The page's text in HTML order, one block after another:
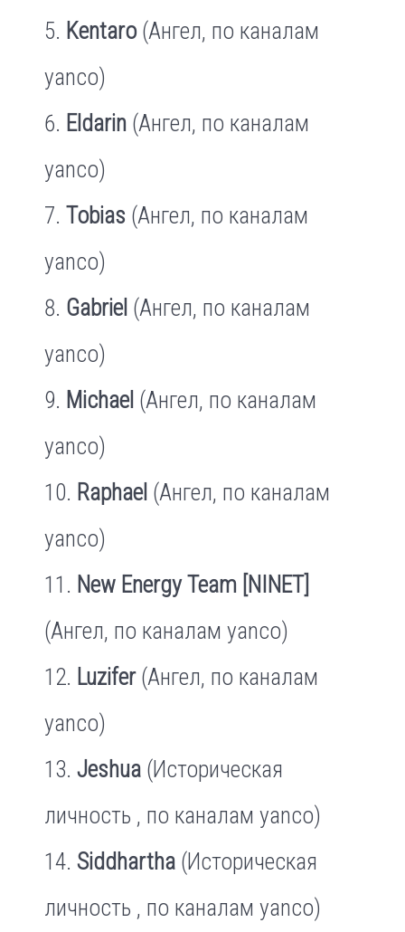
Kentaro(Ангел, по каналам
yanco)
Eldarin (Ангел, по каналам
yanco)
Tobias (Ангел, по каналам
yanco)
Gabriel (Ангел, по каналам
yanco)
Michael (Ангел, по каналам
yanco)
Raphael (Ангел, по каналам
yanco)
New Energy Team [NINET]
(Ангел, по каналам yanco)
Luzifer(Ангел, по каналам
yanco)
Jeshua (Историческая
личность , по каналам yanco)
Siddhartha (Историческая
личность , по каналам yanco)